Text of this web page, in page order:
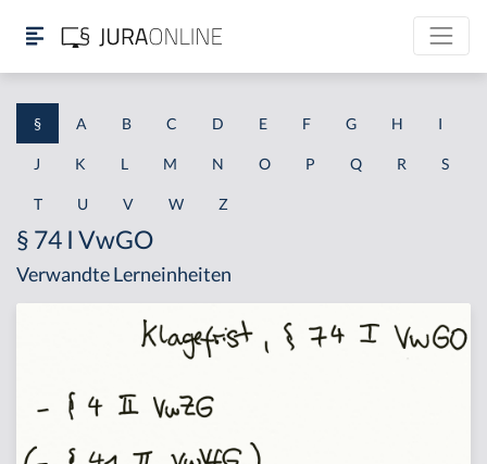
§ A B C D E F G H I
J K L M N O P Q R S
T U V W Z
§ 74 I VwGO
Verwandte Lerneinheiten